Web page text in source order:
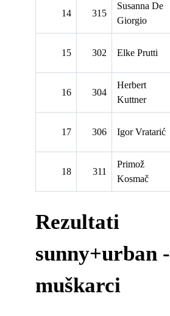
14 315
Susanna De
Giorgio
15 302 Elke Prutti
16 304
Herbert
Kuttner
17 306 Igor Vratarić
18 311
Primož
Kosmač
Rezultati
sunny+urban -
muškarci